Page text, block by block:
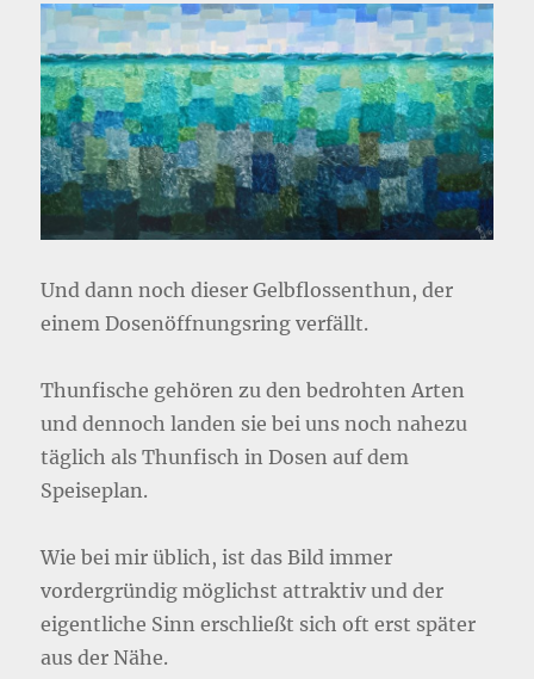
Und dann noch dieser Gelbflossenthun, der
einem Dosenöffnungsring verfällt.
Thunfische gehören zu den bedrohten Arten
und dennoch landen sie bei uns noch nahezu
täglich als Thunfisch in Dosen auf dem
Speiseplan.
Wie bei mir üblich, ist das Bild immer
vordergründig möglichst attraktiv und der
eigentliche Sinn erschließt sich oft erst später
aus der Nähe.